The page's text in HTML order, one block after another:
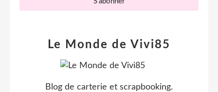
Le Monde de Vivi85
Blog de carterie et scrapbooking.